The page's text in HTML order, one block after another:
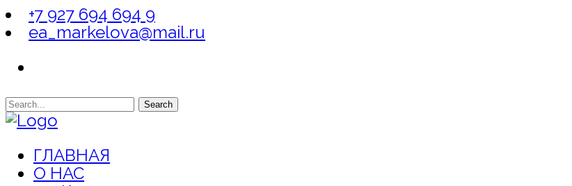
+7 927 694 694 9
ea_markelova@mail.ru
Search
ГЛАВНАЯ
О НАС